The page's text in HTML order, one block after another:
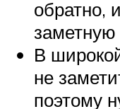
обратно,
В
не
поэтому